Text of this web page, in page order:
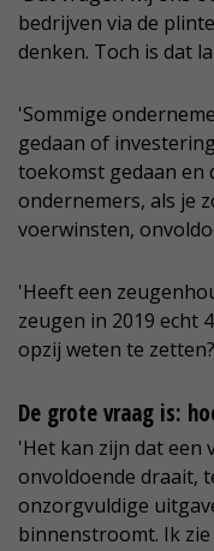
bedrijven via de
denken. Toch is dat
'Sommige
gedaan of
toekomst gedaan en
ondernemers, als je
voerwinsten,
'Heeft een
zeugen in 2019 echt
opzij weten te
De grote vraag is:
'Het kan zijn dat een
onvoldoende draait,
onzorgvuldige
binnenstroomt. Ik